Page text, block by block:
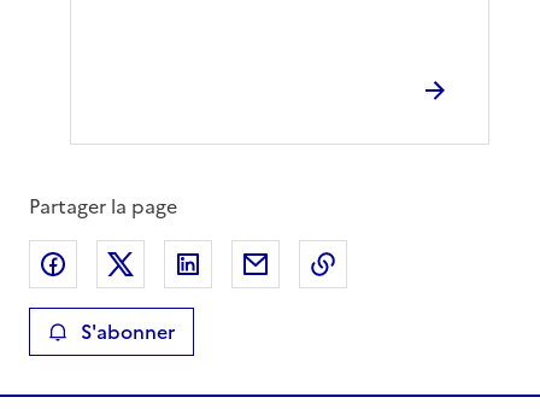
Partager la page
Partager sur Facebook
Partager sur XPartager sur LinkedIn
Partager par email
S'abonner